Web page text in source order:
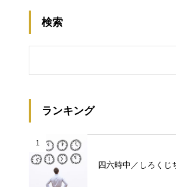
検索
ランキング
1
四六時中／しろくじ